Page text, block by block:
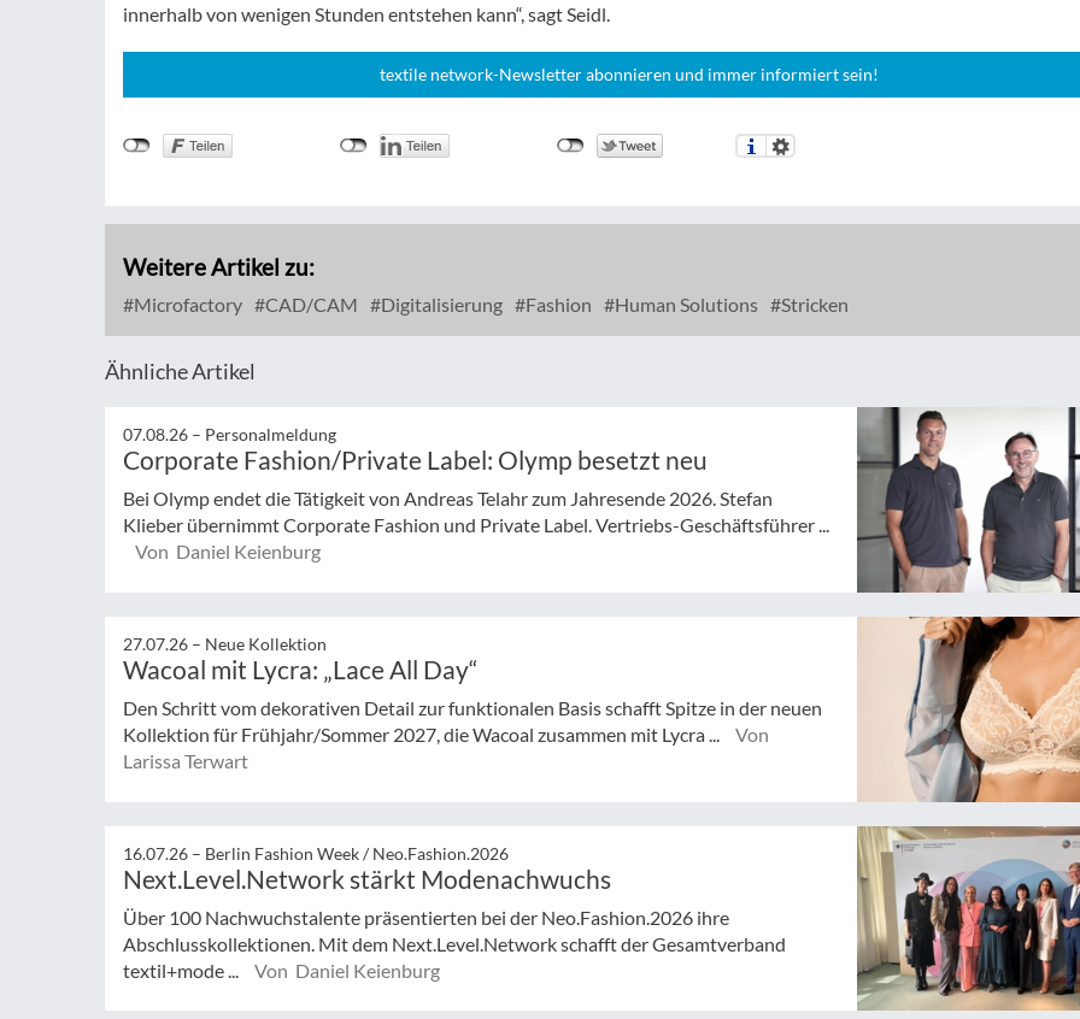
innerhalb von wenigen Stunden entstehen kann“, sagt Seidl.
textile network-Newsletter abonnieren und immer informiert sein!
Weitere Artikel zu:
Microfactory CAD/CAM Digitalisierung Fashion Human Solutions Stricken
Ähnliche Artikel
07.08.26 – Personalmeldung
Corporate Fashion/Private Label: Olymp besetzt neu
Bei Olymp endet die Tätigkeit von Andreas Telahr zum Jahresende 2026. Stefan
Klieber übernimmt Corporate Fashion und Private Label. Vertriebs-Geschäftsführer ...
Von Daniel Keienburg
27.07.26 – Neue Kollektion
Wacoal mit Lycra: „Lace All Day“
Den Schritt vom dekorativen Detail zur funktionalen Basis schafft Spitze in der neuen
Kollektion für Frühjahr/Sommer 2027, die Wacoal zusammen mit Lycra ...
Von
Larissa Terwart
16.07.26 – Berlin Fashion Week / Neo.Fashion.2026
Next.Level.Network stärkt Modenachwuchs
Über 100 Nachwuchstalente präsentierten bei der Neo.Fashion.2026 ihre
Abschlusskollektionen. Mit dem Next.Level.Network schafft der Gesamtverband
textil+mode ...
Von Daniel Keienburg